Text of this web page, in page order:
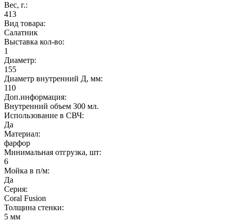
Вес, г.:
413
Вид товара:
Салатник
Выставка кол-во:
1
Диаметр:
155
Диаметр внутренний Д, мм:
110
Доп.информация:
Внутренний объем 300 мл.
Использование в СВЧ:
Да
Материал:
фарфор
Минимальная отгрузка, шт:
6
Мойка в п/м:
Да
Серия:
Coral Fusion
Толщина стенки:
5 мм